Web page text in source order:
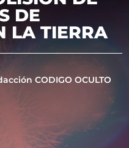
DE
LA TIERRA
CODIGO OCULTO